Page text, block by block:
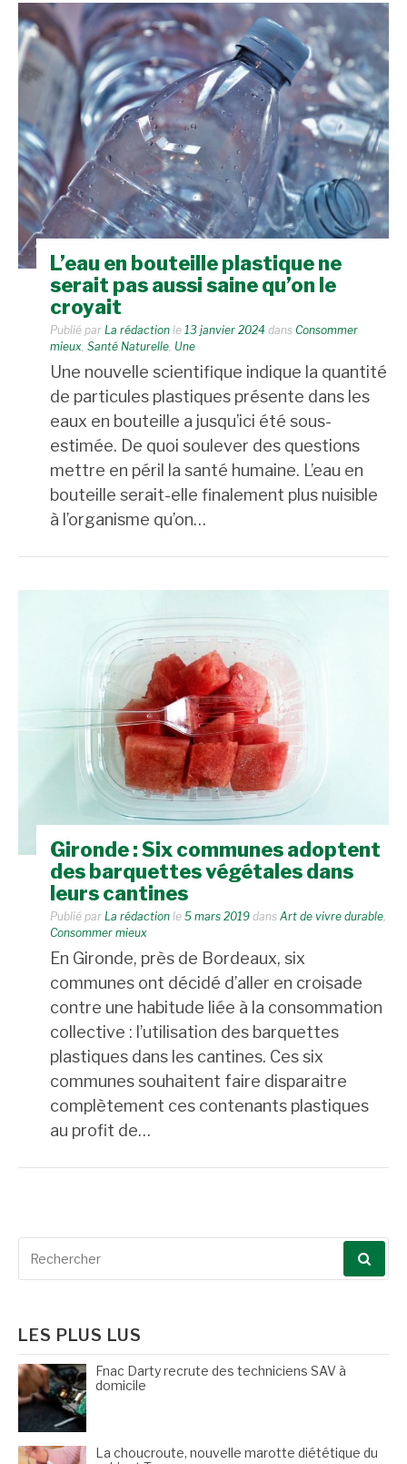
L’eau en bouteille plastique ne
serait pas aussi saine qu’on le
croyait
Publié par La rédaction le 13 janvier 2024 dans Consommer
mieux Santé Naturelle Une
Une nouvelle scientifique indique la quantité
de particules plastiques présente dans les
eaux en bouteille a jusqu’ici été sous-
estimée. De quoi soulever des questions
mettre en péril la santé humaine. L’eau en
bouteille serait-elle finalement plus nuisible
à l’organisme qu’on…
Gironde : Six communes adoptent
des barquettes végétales dans
leurs cantines
Publié par La rédaction le 5 mars 2019 dans Art de vivre durable,
Consommer mieux
En Gironde, près de Bordeaux, six
communes ont décidé d’aller en croisade
contre une habitude liée à la consommation
collective : l’utilisation des barquettes
plastiques dans les cantines. Ces six
communes souhaitent faire disparaitre
complètement ces contenants plastiques
au profit de…
LES PLUS LUS
Fnac Darty recrute des techniciens SAV à
domicile
La choucroute, nouvelle marotte diététique du